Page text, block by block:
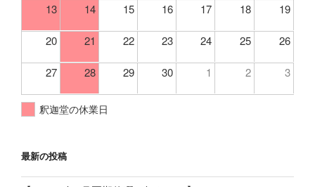
13 14 15 16 17 18 19
20 21 22 23 24 25 26
27 28 29 30 1 2 3
釈迦堂の休業日
最新の投稿